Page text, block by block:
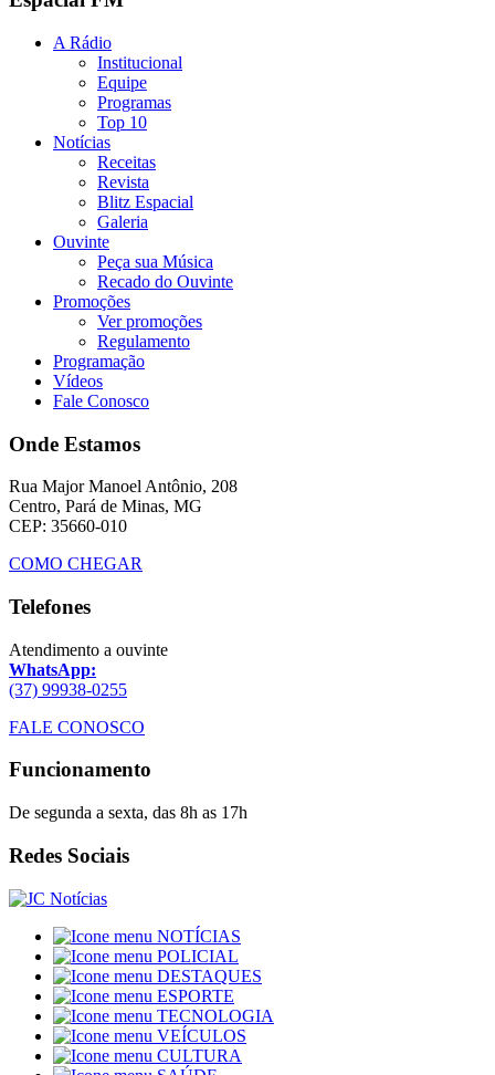
A Rádio
Institucional
Equipe
Programas
Top 10
Notícias
Receitas
Revista
Blitz Espacial
Galeria
Ouvinte
Peça sua Música
Recado do Ouvinte
Promoções
Ver promoções
Regulamento
Programação
Vídeos
Fale Conosco
Onde Estamos
Rua Major Manoel Antônio, 208
Centro, Pará de Minas, MG
CEP: 35660-010
COMO CHEGAR
Telefones
Atendimento a ouvinte
WhatsApp:
(37) 99938-0255
FALE CONOSCO
Funcionamento
De segunda a sexta, das 8h as 17h
Redes Sociais
NOTÍCIAS
POLICIAL
DESTAQUES
ESPORTE
TECNOLOGIA
VEÍCULOS
CULTURA